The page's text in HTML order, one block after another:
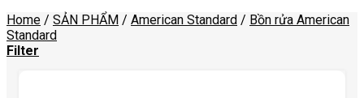
Home / SẢN PHẨM / American Standard / Bồn rửa American
Standard
Filter